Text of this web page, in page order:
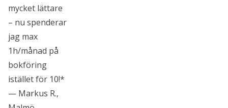
mycket lättare
– nu spenderar
jag max
1h/månad på
bokföring
istället för 10!*
— Markus R.,